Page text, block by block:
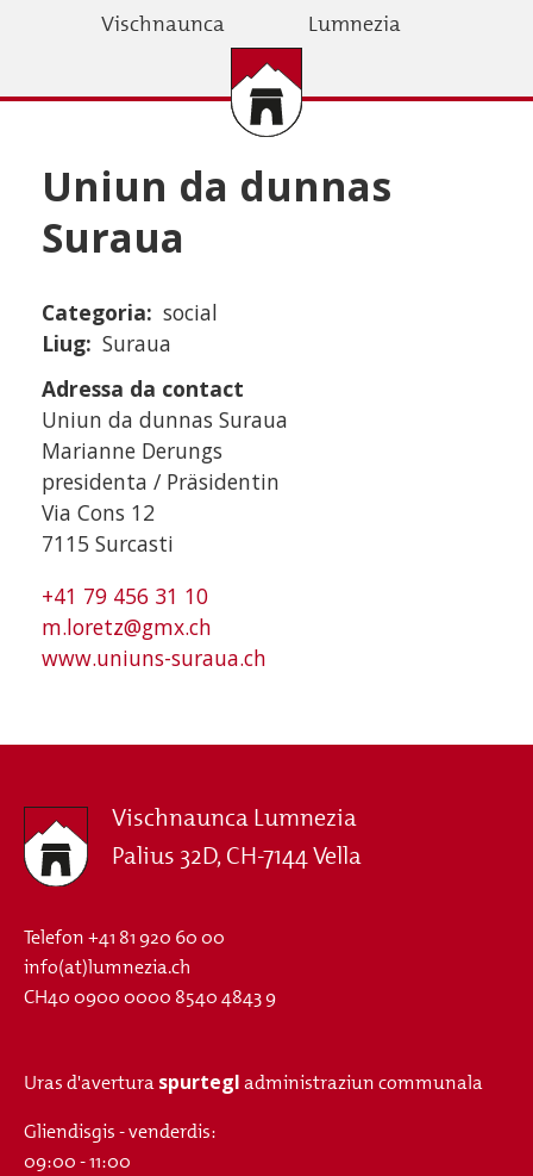
Vischnaunca Lumnezia
Uniun da dunnas
Suraua
Categoria
social
Liug Suraua
Adressa da contact
Uniun da dunnas Suraua
Marianne Derungs
presidenta / Präsidentin
Via Cons 12
7115 Surcasti
+41 79 456 31 10
m.loretz@gmx.ch
www.uniuns-suraua.ch
Vischnaunca Lumnezia
Palius 32D, CH-7144 Vella
Telefon+41 81 920 60 00
info(at)lumnezia.ch
CH40 0900 0000 8540 4843 9
Uras d'averturaspurtegladministraziun communala
Gliendisgis - venderdis:
09:00 - 11:00